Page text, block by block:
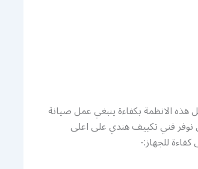
الانظمة بكفاءة ينبغي عمل صيانة
فني تكييف هندي على اعلى
للجهاز:-